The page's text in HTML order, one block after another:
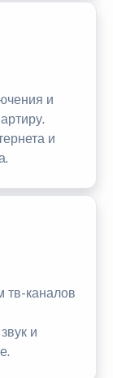
и
и
тв-каналов
и